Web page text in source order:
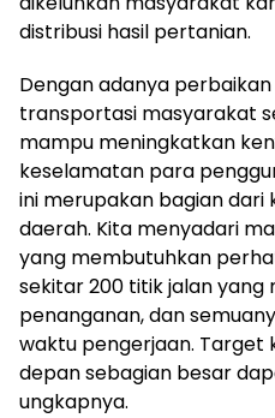
distribusi hasil pertanian.
Dengan adanya
transportasi masyarakat
mampu meningkatkan
keselamatan para
ini merupakan bagian
daerah. Kita menyadari
yang membutuhkan
sekitar 200 titik jalan yang
penanganan, dan
waktu pengerjaan. Target
depan sebagian besar
ungkapnya.